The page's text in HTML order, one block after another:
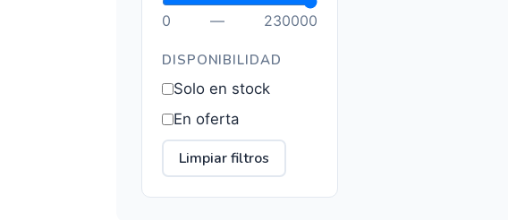
0 — 230000
DISPONIBILIDAD
Solo en stock
En oferta
Limpiar filtros